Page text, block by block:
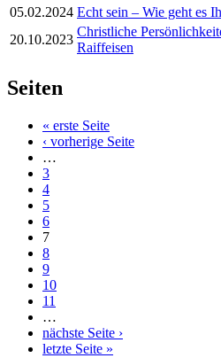
05.02.2024 Echt sein – Wie geht es
20.10.2023
Christliche
Raiffeisen
Seiten
« erste Seite
‹ vorherige Seite
…
3
4
5
6
7
8
9
10
11
…
nächste Seite ›
letzte Seite »